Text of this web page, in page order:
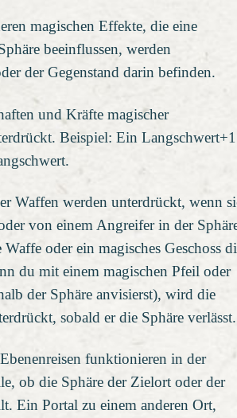
magischen Effekte, die eine
beeinflussen, werden
der Gegenstand darin befinden.
und Kräfte magischer
Beispiel: Ein Langschwert+1
Waffen werden unterdrückt, wenn
von einem Angreifer in der
oder ein magisches Geschoss
du mit einem magischen Pfeil oder
der Sphäre anvisierst), wird die
sobald er die Sphäre verlässt.
funktionieren in der
ob die Sphäre der Zielort oder der
Ein Portal zu einem anderen Ort,